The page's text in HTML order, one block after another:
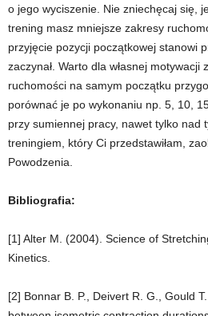
o jego wyciszenie. Nie zniechęcaj się,
trening masz mniejsze zakresy
przyjęcie pozycji początkowej stanowi
zaczynał. Warto dla własnej
ruchomości na samym początku
porównać je po wykonaniu np. 5, 10,
przy sumiennej pracy, nawet tylko nad
treningiem, który Ci przedstawiłam,
Powodzenia.
Bibliografia:
[1] Alter M. (2004). Science of
Kinetics.
[2] Bonnar B. P., Deivert R. G., Gould